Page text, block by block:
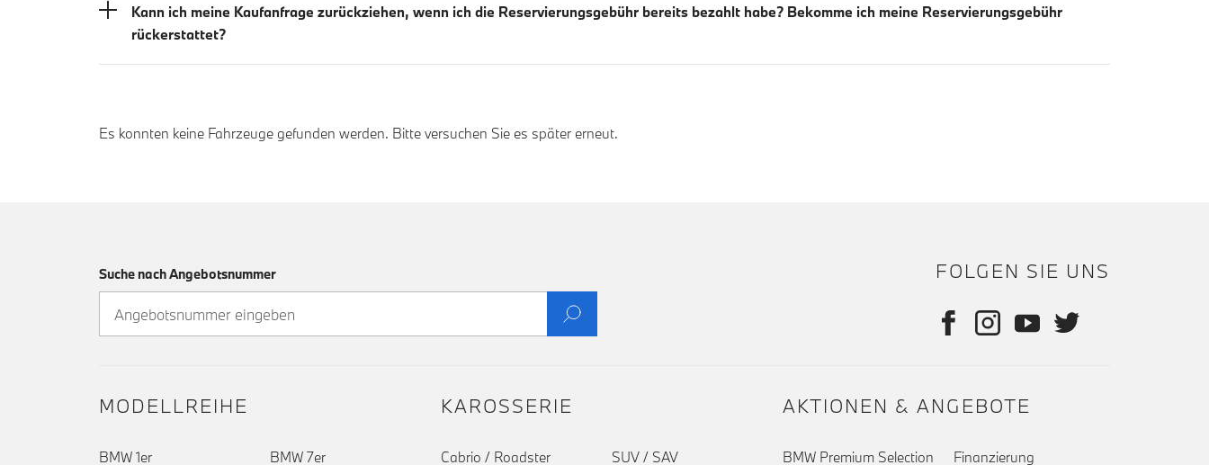
Kann ich meine Kaufanfrage zurückziehen, wenn ich die Reservierungsgebühr bereits bezahlt habe? Bekomme ich meine Reservierungsgebühr
rückerstattet?
Es konnten keine Fahrzeuge gefunden werden. Bitte versuchen Sie es später erneut.
Suche nach Angebotsnummer FOLGEN SIE UNS
MODELLREIHE
BMW 1er BMW 7er
KAROSSERIE
Cabrio / Roadster SUV / SAV
AKTIONEN & ANGEBOTE
BMW Premium Selection Finanzierung